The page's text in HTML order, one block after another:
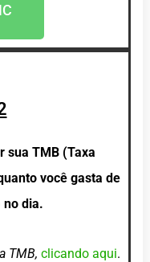
sua TMB (Taxa
você gasta de
dia.
TMB, clicando aqui.